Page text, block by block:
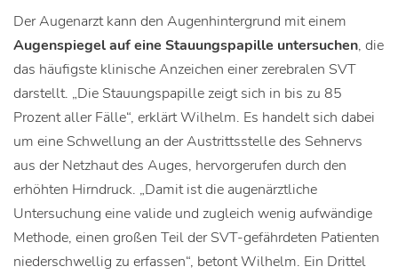
Der Augenarzt kann den Augenhintergrund mit einem
Augenspiegel auf eine Stauungspapille untersuchen, die
das häufigste klinische Anzeichen einer zerebralen SVT
darstellt. „Die Stauungspapille zeigt sich in bis zu 85
Prozent aller Fälle“, erklärt Wilhelm. Es handelt sich dabei
um eine Schwellung an der Austrittsstelle des Sehnervs
aus der Netzhaut des Auges, hervorgerufen durch den
erhöhten Hirndruck. „Damit ist die augenärztliche
Untersuchung eine valide und zugleich wenig aufwändige
Methode, einen großen Teil der SVT-gefährdeten Patienten
niederschwellig zu erfassen“, betont Wilhelm. Ein Drittel